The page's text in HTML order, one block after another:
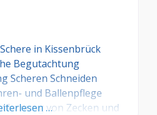
in Kissenbrück
Begutachtung
Scheren Schneiden
und Ballenpflege
von Zecken und
…